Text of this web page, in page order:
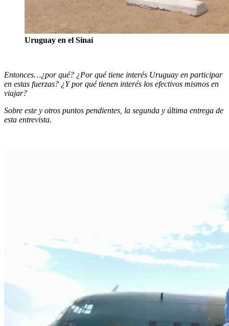
Uruguay en el Sinaí
Entonces…¿por qué? ¿Por qué tiene interés Uruguay en participar
en estas fuerzas? ¿Y por qué tienen interés los efectivos mismos en
viajar?
Sobre este y otros puntos pendientes, la segunda y última entrega de
esta entrevista.